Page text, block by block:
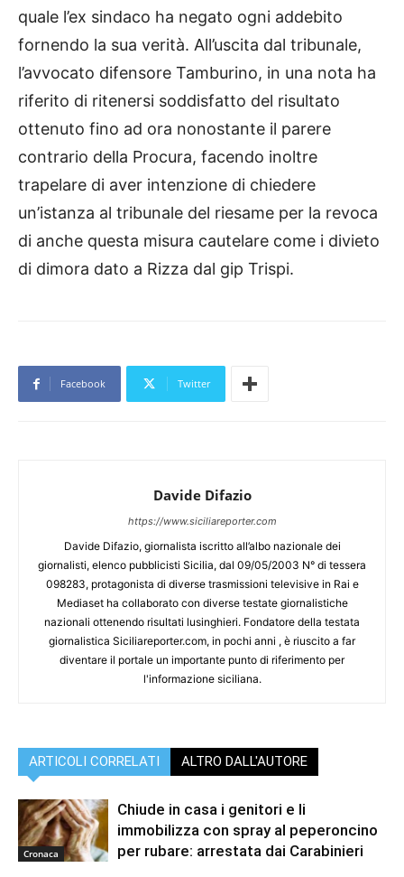
quale l’ex sindaco ha negato ogni addebito
fornendo la sua verità. All’uscita dal tribunale,
l’avvocato difensore Tamburino, in una nota ha
riferito di ritenersi soddisfatto del risultato
ottenuto fino ad ora nonostante il parere
contrario della Procura, facendo inoltre
trapelare di aver intenzione di chiedere
un’istanza al tribunale del riesame per la revoca
di anche questa misura cautelare come i divieto
di dimora dato a Rizza dal gip Trispi.
Facebook Twitter
Davide Difazio
https://www.siciliareporter.com
Davide Difazio, giornalista iscritto all’albo nazionale dei
giornalisti, elenco pubblicisti Sicilia, dal 09/05/2003 N° di tessera
098283, protagonista di diverse trasmissioni televisive in Rai e
Mediaset ha collaborato con diverse testate giornalistiche
nazionali ottenendo risultati lusinghieri. Fondatore della testata
giornalistica Siciliareporter.com, in pochi anni , è riuscito a far
diventare il portale un importante punto di riferimento per
l'informazione siciliana.
ARTICOLI CORRELATI ALTRO DALL'AUTORE
Cronaca
Chiude in casa i genitori e li
immobilizza con spray al peperoncino
per rubare: arrestata dai Carabinieri